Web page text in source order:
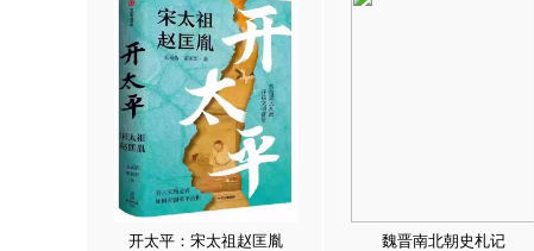
开太平：宋太祖赵匡胤 魏晋南北朝史札记